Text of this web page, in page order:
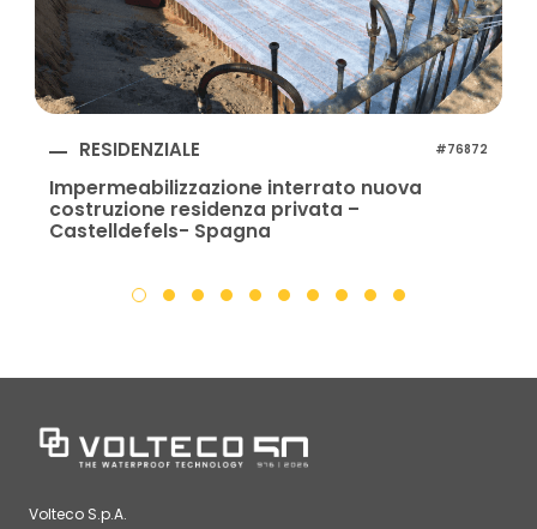
RESIDENZIALE #76872
Impermeabilizzazione interrato nuova
costruzione residenza privata –
Castelldefels- Spagna
Volteco S.p.A.